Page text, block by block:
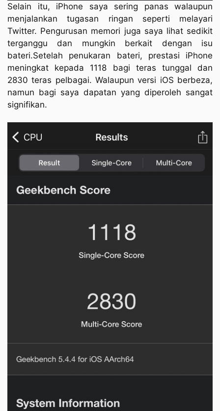
Selain itu, iPhone saya sering panas walaupun
menjalankan tugasan ringan seperti melayari
Twitter. Pengurusan memori juga saya lihat sedikit
terganggu dan mungkin berkait dengan isu
bateri.Setelah penukaran bateri, prestasi iPhone
meningkat kepada 1118 bagi teras tunggal dan
2830 teras pelbagai. Walaupun versi iOS berbeza,
namun bagi saya dapatan yang diperoleh sangat
signifikan.